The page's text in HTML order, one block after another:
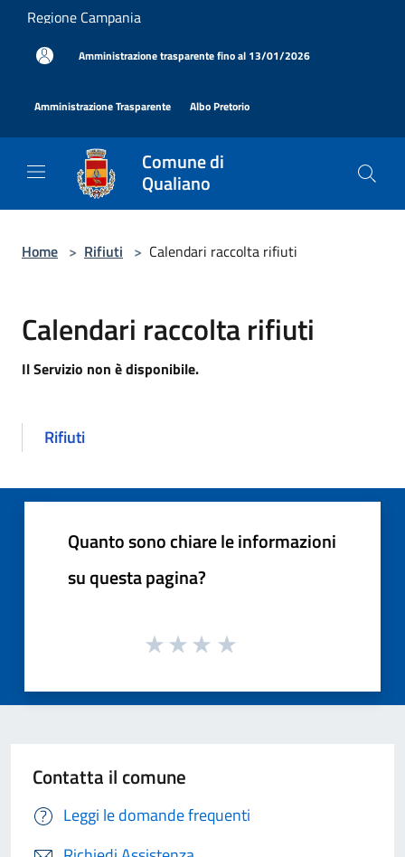
Salta al contenuto principale
Regione Campania
Amministrazione trasparente fino al 13/01/2026
Amministrazione Trasparente Albo Pretorio
Comune di
Qualiano
Home > Rifiuti > Calendari raccolta rifiuti
Calendari raccolta rifiuti
Il Servizio non è disponibile.
Rifiuti
Quanto sono chiare le informazioni
su questa pagina?
Contatta il comune
Leggi le domande frequenti